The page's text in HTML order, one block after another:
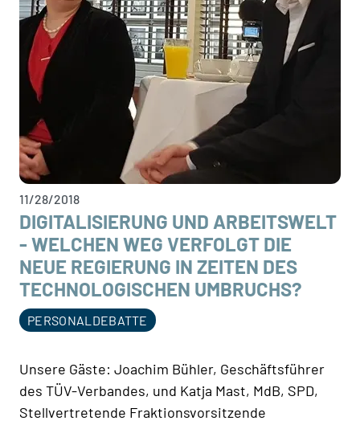
11/28/2018
DIGITALISIERUNG UND ARBEITSWELT
- WELCHEN WEG VERFOLGT DIE
NEUE REGIERUNG IN ZEITEN DES
TECHNOLOGISCHEN UMBRUCHS?
PERSONALDEBATTE
Unsere Gäste: Joachim Bühler, Geschäftsführer
des TÜV-Verbandes, und Katja Mast, MdB, SPD,
Stellvertretende Fraktionsvorsitzende